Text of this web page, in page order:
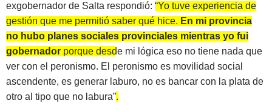
exgobernador de Salta respondió: “Yo tuve experiencia de
gestión que me permitió saber qué hice. En mi provincia
no hubo planes sociales provinciales mientras yo fui
gobernador porque desde mi lógica eso no tiene nada que
ver con el peronismo. El peronismo es movilidad social
ascendente, es generar laburo, no es bancar con la plata de
otro al tipo que no labura”.